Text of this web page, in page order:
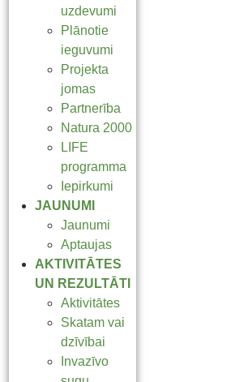
uzdevumi
Plānotie
ieguvumi
Projekta
jomas
Partnerība
Natura 2000
LIFE
programma
Iepirkumi
JAUNUMI
Jaunumi
Aptaujas
AKTIVITĀTES
UN REZULTĀTI
Aktivitātes
Skatam vai
dzīvībai
Invazīvo